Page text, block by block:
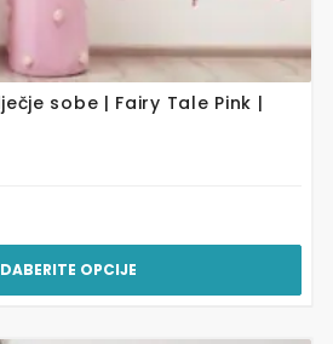
sobe | Fairy Tale Pink |
OPCIJE